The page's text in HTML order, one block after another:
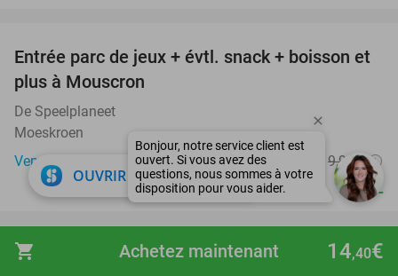
shopping_cart 14,40€
Achetez maintenant
50%
Entrée parc de jeux + évtl. snack + boisson et
plus à Mouscron
De Speelplaneet
Moeskroen
Vendu : 175
9,90€
4,95€
33%
Nuit pour 2 + petit-déjeuner + accès wellness
OUVRIR DANS L'APPLI close